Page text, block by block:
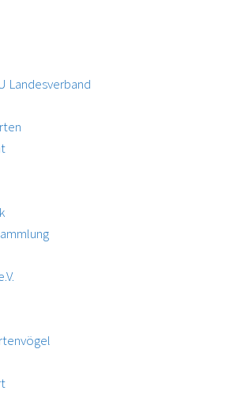
Landesverband